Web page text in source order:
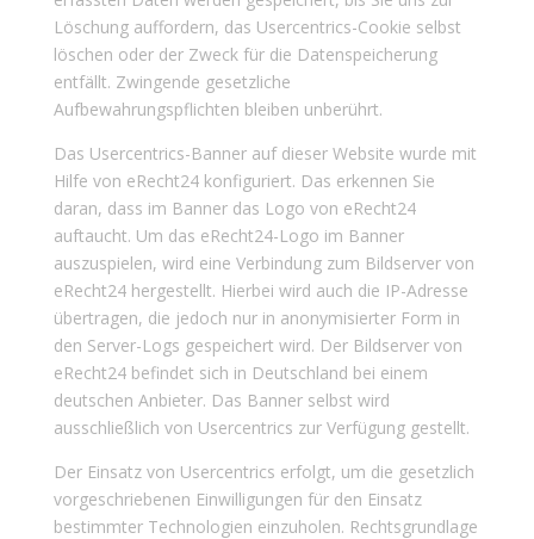
Löschung auffordern, das Usercentrics-Cookie selbst
löschen oder der Zweck für die Datenspeicherung
entfällt. Zwingende gesetzliche
Aufbewahrungspflichten bleiben unberührt.
Das Usercentrics-Banner auf dieser Website wurde mit
Hilfe von eRecht24 konfiguriert. Das erkennen Sie
daran, dass im Banner das Logo von eRecht24
auftaucht. Um das eRecht24-Logo im Banner
auszuspielen, wird eine Verbindung zum Bildserver von
eRecht24 hergestellt. Hierbei wird auch die IP-Adresse
übertragen, die jedoch nur in anonymisierter Form in
den Server-Logs gespeichert wird. Der Bildserver von
eRecht24 befindet sich in Deutschland bei einem
deutschen Anbieter. Das Banner selbst wird
ausschließlich von Usercentrics zur Verfügung gestellt.
Der Einsatz von Usercentrics erfolgt, um die gesetzlich
vorgeschriebenen Einwilligungen für den Einsatz
bestimmter Technologien einzuholen. Rechtsgrundlage